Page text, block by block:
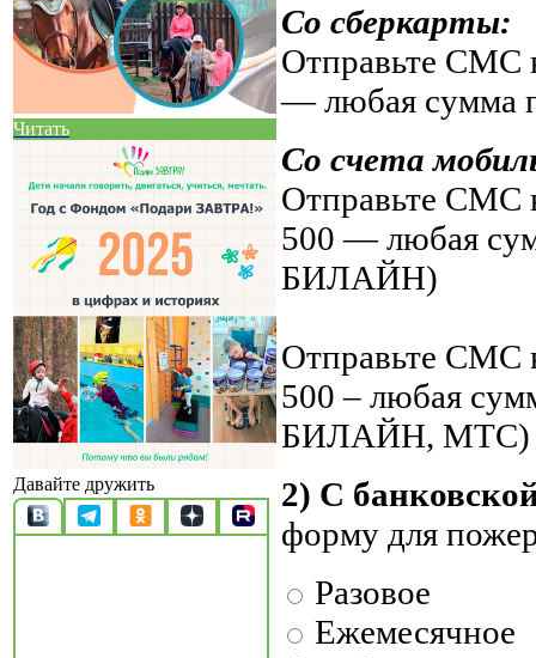
Читать
Давайте дружить
Со сберкарты:
Отправьте СМС
— любая сумма
Со счета
Отправьте СМС
500 — любая
БИЛАЙН)
Отправьте СМС
500 – любая
БИЛАЙН, МТС)
2) С
форму для
Разовое
Ежемесячное